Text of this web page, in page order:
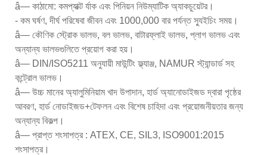
â— কাঠামো: কমপ্যাক্ট র্যাক এবং পিনিয়ন নিউম্যাটিক অ্যাকচুয়েটর।
- কম ঘর্ষণ, দীর্ঘ পরিষেবা জীবন এবং 1000,000 বার পর্যন্ত স্যুইচিং সময়।
â— কৌণিক স্ট্রোক ভালভ, বল ভালভ, বাটারফ্লাই ভালভ, প্লাগ ভালভ এবং
অন্যান্য ভালভগুলিতে প্রয়োগ করা হয়।
â— DIN/ISO5211 অনুযায়ী মাউন্টিং ফ্ল্যাঞ্জ, NAMUR স্ট্যান্ডার্ড সহ
কন্ট্রোল ভালভ।
â— উচ্চ মানের অ্যালুমিনিয়াম খাদ উপাদান, হার্ড অ্যানোডাইজড দ্বারা পৃষ্ঠের
আবরণ, হার্ড নোডাইজড+টেফলন এবং বিশেষ চাহিদা এবং প্রয়োজনীয়তার জন্য
অন্যান্য বিকল্প।
â— প্রাপ্ত শংসাপত্র : ATEX, CE, SIL3, ISO9001:2015
শংসাপত্র।